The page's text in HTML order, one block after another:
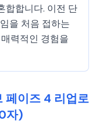
합합니다. 이전 단
을 처음 접하는
력적인 경험을
페이즈 4 리업로
자)